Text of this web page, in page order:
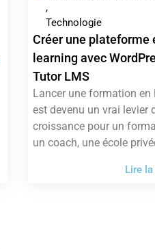
,
Technologie
Créer une plateforme
learning avec
Tutor LMS
Lancer une formation en
est devenu un vrai levier
croissance pour un
un coach, une école
Lire